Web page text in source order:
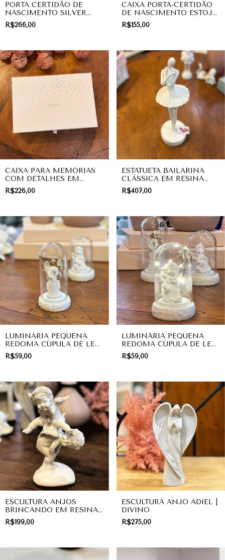
PORTA CERTIDÃO DE
NASCIMENTO SILVER
PLATE | LINHA BABY
R$266,00
CAIXA PORTA-CERTIDÃO
DE NASCIMENTO ESTOJO
URSINHO SILVER
BRANCO | LINHA BABY
R$155,00
CAIXA PARA MEMÓRIAS
COM DETALHES EM
PRATA | LINHA BABY
R$226,00
ESTATUETA BAILARINA
CLÁSSICA EM RESINA
GRANDE | DECORAÇÃO
R$407,00
LUMINÁRIA PEQUENA
REDOMA CÚPULA DE LED
ANJO DE LUZ EM PÉ |
DIVINO
R$59,00
LUMINÁRIA PEQUENA
REDOMA CÚPULA DE LED
ANJINHO DE LUZ |
DIVINO
R$59,00
ESCULTURA ANJOS
BRINCANDO EM RESINA |
DIVINO
R$199,00
ESCULTURA ANJO ADIEL |
DIVINO
R$275,00